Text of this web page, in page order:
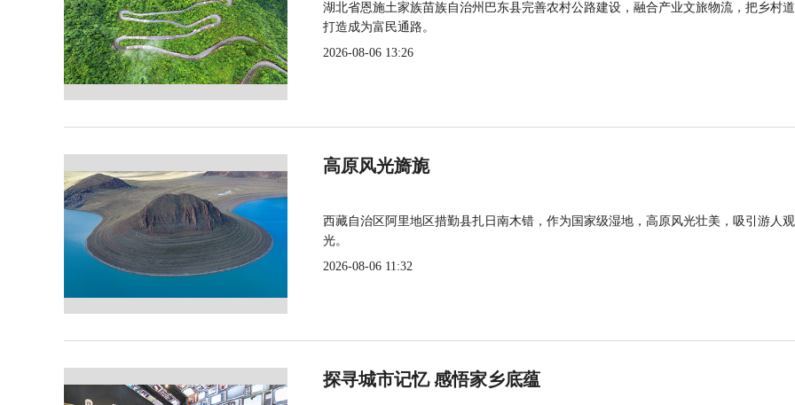
湖北省恩施土家族苗族自治州巴东县完善农村公路建设，融合产业文旅物流，把乡村
打造成为富民通路。
2026-08-06 13:26
高原风光旖旎
西藏自治区阿里地区措勤县扎日南木错，作为国家级湿地，高原风光壮美，吸引游人观
光。
2026-08-06 11:32
探寻城市记忆 感悟家乡底蕴